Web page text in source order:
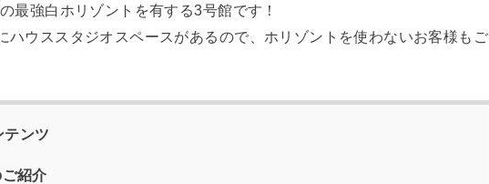
最強白ホリゾントを有する3号館です！
ハウススタジオスペースがあるので、ホリゾントを使わないお客様もご
テンツ
紹介